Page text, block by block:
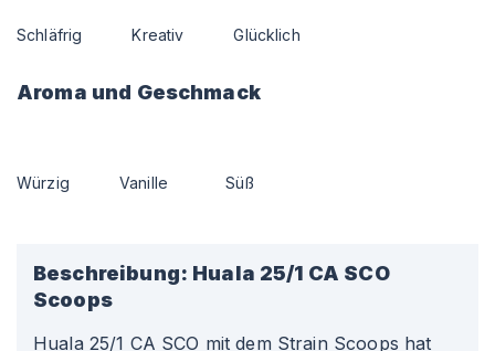
Schläfrig Kreativ Glücklich
Aroma und Geschmack
Würzig Vanille Süß
Beschreibung: Huala 25/1 CA SCO
Scoops
Huala 25/1 CA SCO mit dem Strain Scoops hat